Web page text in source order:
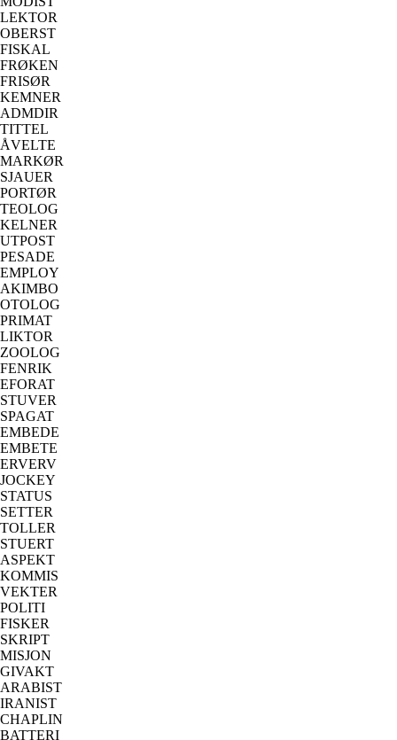
LEKTOR
OBERST
FISKAL
FRØKEN
FRISØR
KEMNER
ADMDIR
TITTEL
ÅVELTE
MARKØR
SJAUER
PORTØR
TEOLOG
KELNER
UTPOST
PESADE
EMPLOY
AKIMBO
OTOLOG
PRIMAT
LIKTOR
ZOOLOG
FENRIK
EFORAT
STUVER
SPAGAT
EMBEDE
EMBETE
ERVERV
JOCKEY
STATUS
SETTER
TOLLER
STUERT
ASPEKT
KOMMIS
VEKTER
POLITI
FISKER
SKRIPT
MISJON
GIVAKT
ARABIST
IRANIST
CHAPLIN
BATTERI